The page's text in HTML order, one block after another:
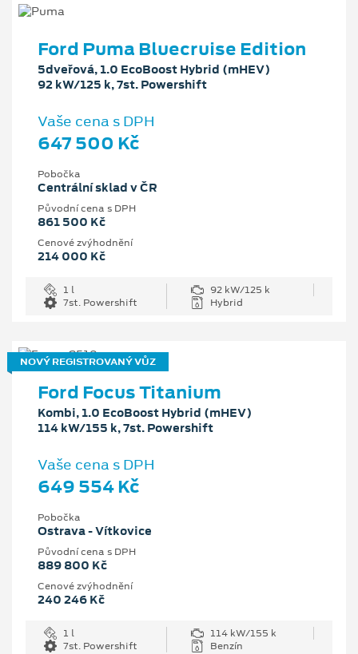
Ford Puma Bluecruise Edition
5dveřová, 1.0 EcoBoost Hybrid (mHEV)
92 kW/125 k, 7st. Powershift
Vaše cena s DPH
647 500 Kč
Pobočka
Centrální sklad v ČR
Původní cena s DPH
861 500 Kč
Cenové zvýhodnění
214 000 Kč
1 l
92 kW/125 k
7st. Powershift
Hybrid
NOVÝ REGISTROVANÝ VŮZ
Ford Focus Titanium
Kombi, 1.0 EcoBoost Hybrid (mHEV)
114 kW/155 k, 7st. Powershift
Vaše cena s DPH
649 554 Kč
Pobočka
Ostrava - Vítkovice
Původní cena s DPH
889 800 Kč
Cenové zvýhodnění
240 246 Kč
1 l
114 kW/155 k
7st. Powershift
Benzín